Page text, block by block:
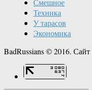
Смешное
Техника
У тарасов
Экономика
BadRussians © 2016.